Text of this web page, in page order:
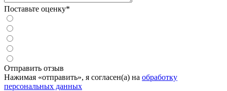
Поставьте оценку*
Отправить отзыв
Нажимая «отправить», я согласен(а) на обработку
персональных данных